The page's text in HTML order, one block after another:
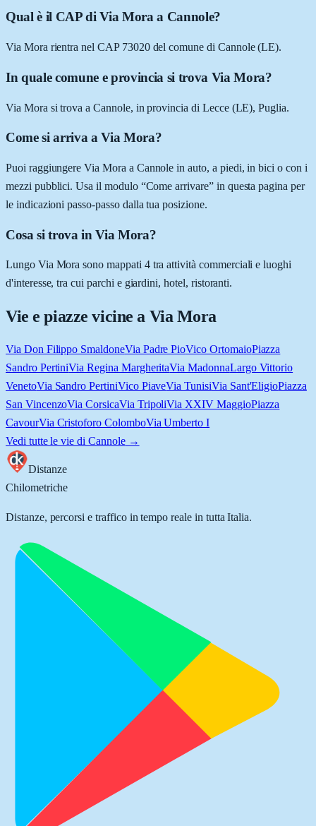
Qual è il CAP di Via Mora a Cannole?
Via Mora rientra nel CAP 73020 del comune di Cannole (LE).
In quale comune e provincia si trova Via Mora?
Via Mora si trova a Cannole, in provincia di Lecce (LE), Puglia.
Come si arriva a Via Mora?
Puoi raggiungere Via Mora a Cannole in auto, a piedi, in bici o con i
mezzi pubblici. Usa il modulo “Come arrivare” in questa pagina per
le indicazioni passo-passo dalla tua posizione.
Cosa si trova in Via Mora?
Lungo Via Mora sono mappati 4 tra attività commerciali e luoghi
d'interesse, tra cui parchi e giardini, hotel, ristoranti.
Vie e piazze vicine a Via Mora
Via Don Filippo SmaldoneVia Padre PioVico OrtomaioPiazza
Sandro PertiniVia Regina MargheritaVia MadonnaLargo Vittorio
VenetoVia Sandro PertiniVico PiaveVia TunisiVia Sant'EligioPiazza
San VincenzoVia CorsicaVia TripoliVia XXIV MaggioPiazza
CavourVia Cristoforo ColomboVia Umberto I
Vedi tutte le vie di Cannole→
Distanze
Chilometriche
Distanze, percorsi e traffico in tempo reale in tutta Italia.